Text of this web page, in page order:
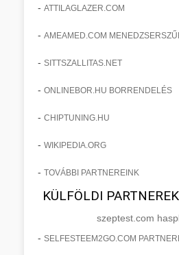
- ATTILAGLAZER.COM
- AMEAMED.COM
- SITTSZALLITAS.NET
- ONLINEBOR.HU BORRENDELÉS
- CHIPTUNING.HU
- WIKIPEDIA.ORG
- TOVÁBBI PARTNEREINK
KÜLFÖLDI PARTNEREK
szeptest.com
- SELFESTEEM2GO.COM